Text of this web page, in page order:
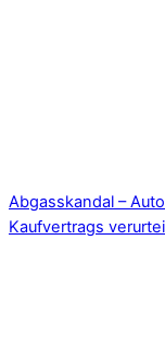
Abgasskandal –
Kaufvertrags